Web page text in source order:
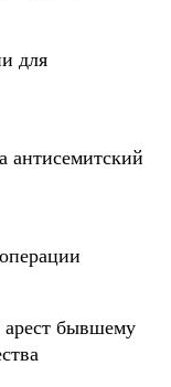
для
антисемитский
арест бывшему